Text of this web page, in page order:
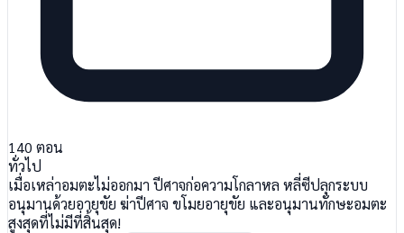
140 ตอน
ทั่วไป
เมื่อเหล่าอมตะไม่ออกมา ปีศาจก่อความโกลาหล หลี่ซีปลุกระบบ
อนุมานด้วยอายุขัย ฆ่าปีศาจ ขโมยอายุขัย และอนุมานทักษะอมตะ
สูงสุดที่ไม่มีที่สิ้นสุด!